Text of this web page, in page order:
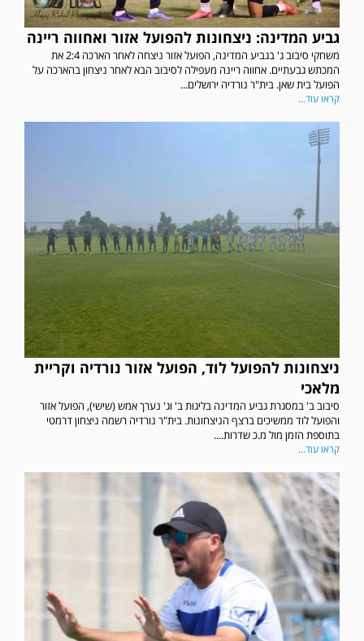
גביע המדינה: ניצחונות להפועל אזור ואחווה ריינה
משחקי סיבוב ג' בגביע המדינה, הפועל אזור ניצחה לאחר הארכה 2:4 את
המכתש גבעתיים. אחווה ריינה מעפילה לסיבוב הבא לאחר ניצחון בהארכה על
הפועל בית שאן. בית"ר נורדיה ירושלים...
קראו עוד...
ניצחונות להפועל לוד, הפועל אזור נורדיה וקריית
מלאכי
סיבוב ב' במסגרת גביע המדינה בליגות ב' וג' נערך אמש (שישי), הפועל אזור
והפועל לוד ממשיכים ברצף הניצחונות. בית"ר נורדיה רשמה ניצחון דרמטי
בתוספת הזמן מול מ.כ שדרות....
קראו עוד...